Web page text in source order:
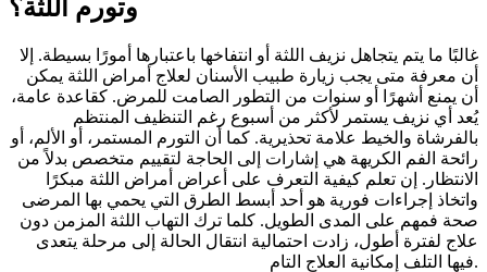
وتورم اللثة؟
غالبًا ما يتم يتجاهل نزيف اللثة أو انتفاخها باعتبارها أمورًا بسيطة. إلا
أن معرفة متى يجب زيارة طبيب الأسنان لعلاج أمراض اللثة يمكن
أن يمنع أشهرًا أو سنوات من التطور الصامت للمرض. كقاعدة عامة،
يُعد أي نزيف يستمر لأكثر من أسبوع رغم التنظيف المنتظم
بالفرشاة والخيط علامة تحذيرية. كما أن التورم المستمر، أو الألم، أو
رائحة الفم الكريهة هي إشارات إلى الحاجة لتقييم متخصص بدلاً من
الانتظار. إن تعلم كيفية التعرف على أعراض أمراض اللثة مبكرًا
واتخاذ إجراءات فورية هو أحد أبسط الطرق التي يحمي بها المرضى
صحة فمهم على المدى الطويل. كلما ترك التهاب اللثة المزمن دون
علاج لفترة أطول، زادت احتمالية انتقال الحالة إلى مرحلة يتعدى
فيها التلف إمكانية العلاج التام.